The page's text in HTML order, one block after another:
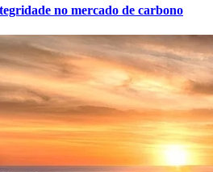
no mercado de carbono